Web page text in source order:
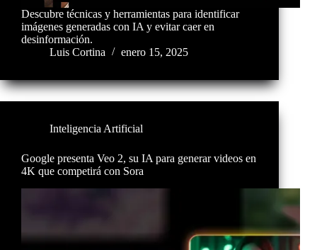
Descubre técnicas y herramientas para identificar
imágenes generadas con IA y evitar caer en
desinformación.
Luis Cortina
enero 15, 2025
Inteligencia Artificial
Google presenta Veo 2, su IA para generar videos en
4K que competirá con Sora